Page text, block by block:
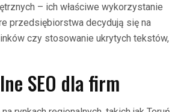
– ich właściwe wykorzystanie
przedsiębiorstwa decydują się na
czy stosowanie ukrytych tekstów,
SEO dla firm